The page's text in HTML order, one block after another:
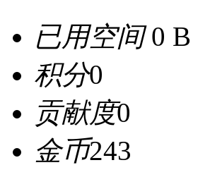
已用空间0 B
积分0
贡献度0
金币243